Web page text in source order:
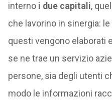
interno i due capitali,
che lavorino in sinergia:
questi vengono elaborati
se ne trae un servizio
persone, sia degli utenti
modo le informazioni